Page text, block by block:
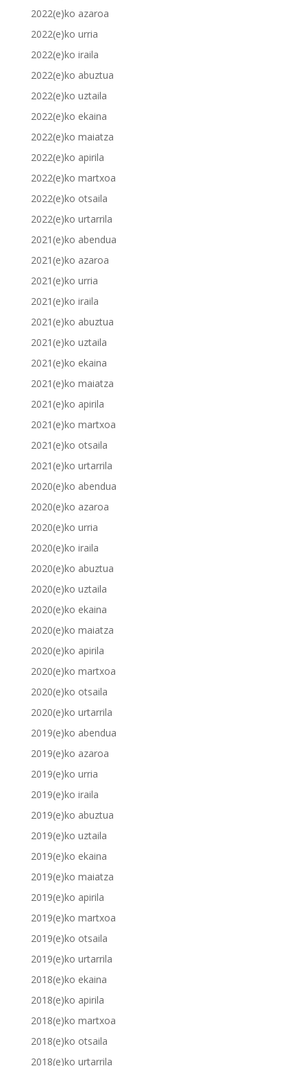
2022(e)ko azaroa
2022(e)ko urria
2022(e)ko iraila
2022(e)ko abuztua
2022(e)ko uztaila
2022(e)ko ekaina
2022(e)ko maiatza
2022(e)ko apirila
2022(e)ko martxoa
2022(e)ko otsaila
2022(e)ko urtarrila
2021(e)ko abendua
2021(e)ko azaroa
2021(e)ko urria
2021(e)ko iraila
2021(e)ko abuztua
2021(e)ko uztaila
2021(e)ko ekaina
2021(e)ko maiatza
2021(e)ko apirila
2021(e)ko martxoa
2021(e)ko otsaila
2021(e)ko urtarrila
2020(e)ko abendua
2020(e)ko azaroa
2020(e)ko urria
2020(e)ko iraila
2020(e)ko abuztua
2020(e)ko uztaila
2020(e)ko ekaina
2020(e)ko maiatza
2020(e)ko apirila
2020(e)ko martxoa
2020(e)ko otsaila
2020(e)ko urtarrila
2019(e)ko abendua
2019(e)ko azaroa
2019(e)ko urria
2019(e)ko iraila
2019(e)ko abuztua
2019(e)ko uztaila
2019(e)ko ekaina
2019(e)ko maiatza
2019(e)ko apirila
2019(e)ko martxoa
2019(e)ko otsaila
2019(e)ko urtarrila
2018(e)ko ekaina
2018(e)ko apirila
2018(e)ko martxoa
2018(e)ko otsaila
2018(e)ko urtarrila